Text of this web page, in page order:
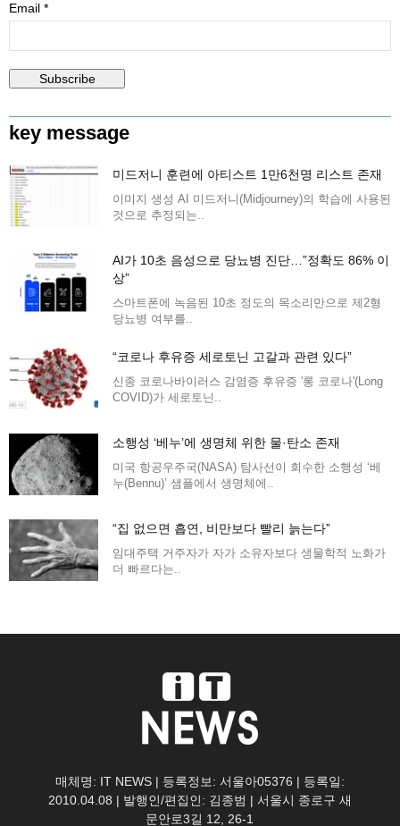
Email *
key message
미드저니 훈련에 아티스트 1만6천명 리스트 존재
이미지 생성 AI 미드저니(Midjourney)의 학습에 사용된
것으로 추정되는..
AI가 10초 음성으로 당뇨병 진단…”정확도 86% 이
상”
스마트폰에 녹음된 10초 정도의 목소리만으로 제2형
당뇨병 여부를..
“코로나 후유증 세로토닌 고갈과 관련 있다”
신종 코로나바이러스 감염증 후유증 '롱 코로나'(Long
COVID)가 세로토닌..
소행성 ‘베누’에 생명체 위한 물·탄소 존재
미국 항공우주국(NASA) 탐사선이 회수한 소행성 ‘베
누(Bennu)’ 샘플에서 생명체에..
“집 없으면 흡연, 비만보다 빨리 늙는다”
임대주택 거주자가 자가 소유자보다 생물학적 노화가
더 빠르다는..
매체명: IT NEWS | 등록정보: 서울아05376 | 등록일:
2010.04.08 | 발행인/편집인: 김종범 | 서울시 종로구 새
문안로3길 12, 26-1